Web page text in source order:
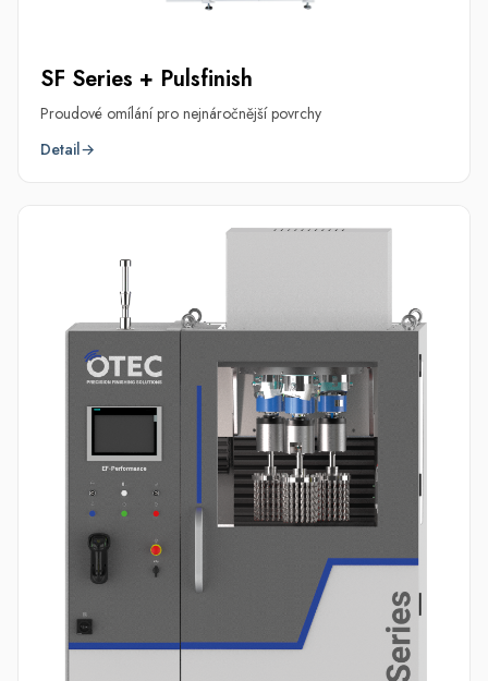
SF Series + Pulsfinish
Proudové omílání pro nejnáročnější povrchy
Detail→